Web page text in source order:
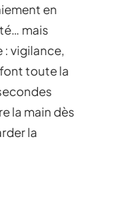
en
mais
: vigilance,
toute la
la main dès
la